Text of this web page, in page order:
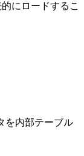
にロードするこ
を内部テーブル